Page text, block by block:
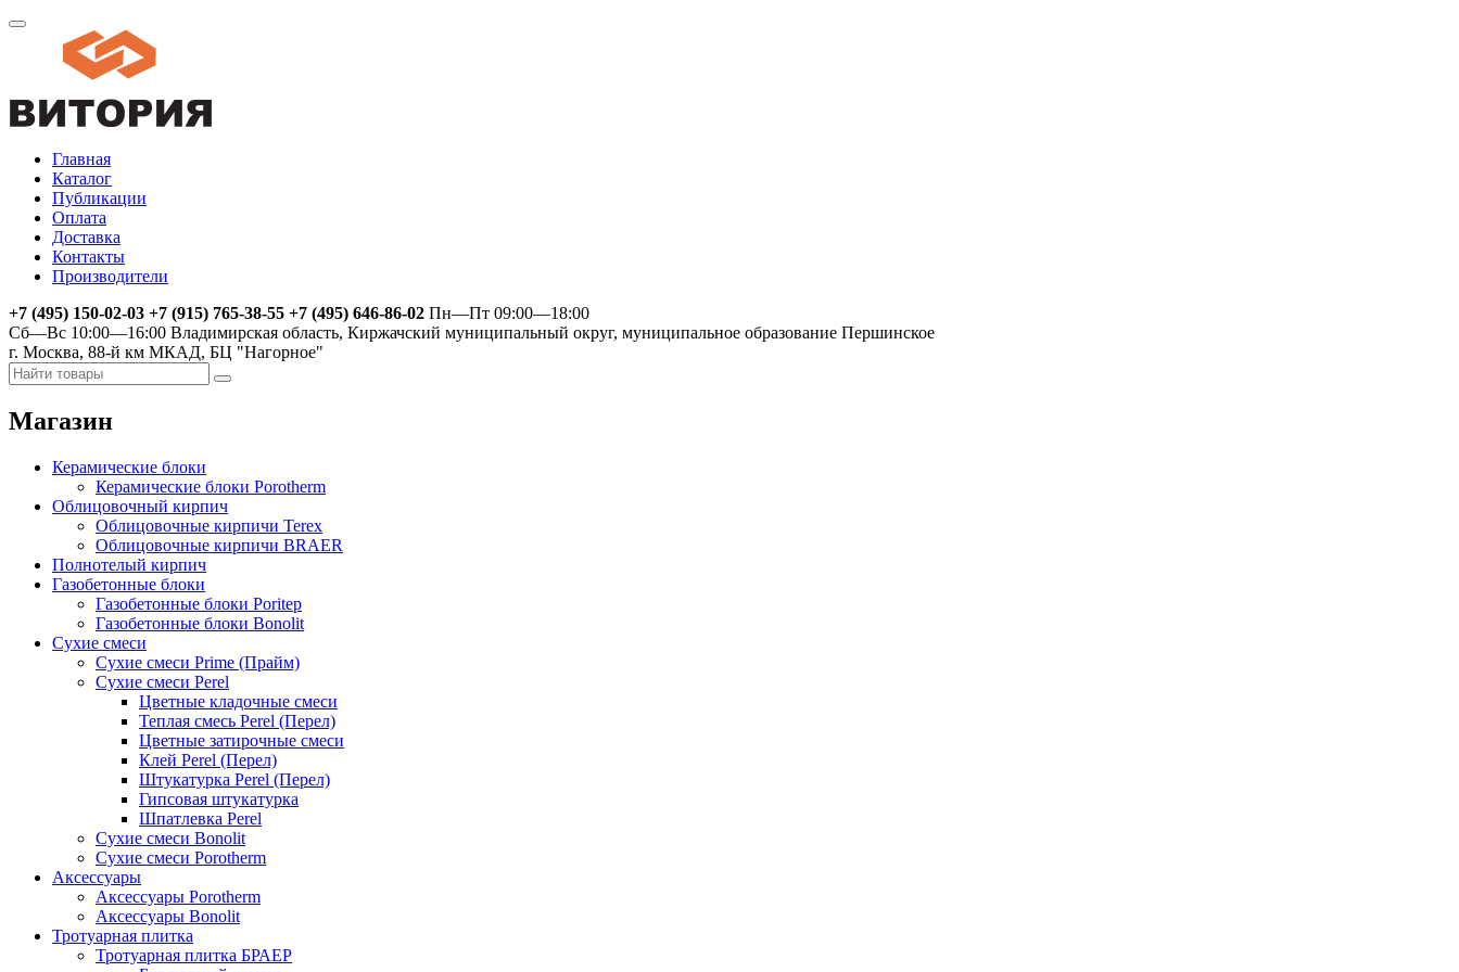
Главная
Каталог
Публикации
Оплата
Доставка
Контакты
Производители
+7 (495) 150-02-03 +7 (915) 765-38-55 +7 (495) 646-86-02 Пн—Пт 09:00—18:00
Сб—Вс 10:00—16:00 Владимирская область, Киржачский муниципальный округ, муниципальное образование Першинское
г. Москва, 88-й км МКАД, БЦ "Нагорное"
Магазин
Керамические блоки
Керамические блоки Porotherm
Облицовочный кирпич
Облицовочные кирпичи Terex
Облицовочные кирпичи BRAER
Полнотелый кирпич
Газобетонные блоки
Газобетонные блоки Poritep
Газобетонные блоки Bonolit
Сухие смеси
Сухие смеси Prime (Прайм)
Сухие смеси Perel
Цветные кладочные смеси
Теплая смесь Perel (Перел)
Цветные затирочные смеси
Клей Perel (Перел)
Штукатурка Perel (Перел)
Гипсовая штукатурка
Шпатлевка Perel
Сухие смеси Bonolit
Сухие смеси Porotherm
Аксессуары
Аксессуары Porotherm
Аксессуары Bonolit
Тротуарная плитка
Тротуарная плитка БРАЕР